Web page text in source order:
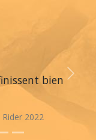
bien
2022
Next